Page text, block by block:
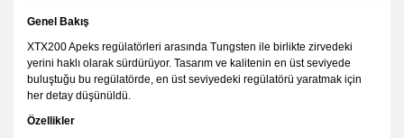
Genel Bakış
XTX200 Apeks regülatörleri arasında Tungsten ile birlikte zirvedeki
yerini haklı olarak sürdürüyor. Tasarım ve kalitenin en üst seviyede
buluştuğu bu regülatörde, en üst seviyedeki regülatörü yaratmak için
her detay düşünüldü.
Özellikler